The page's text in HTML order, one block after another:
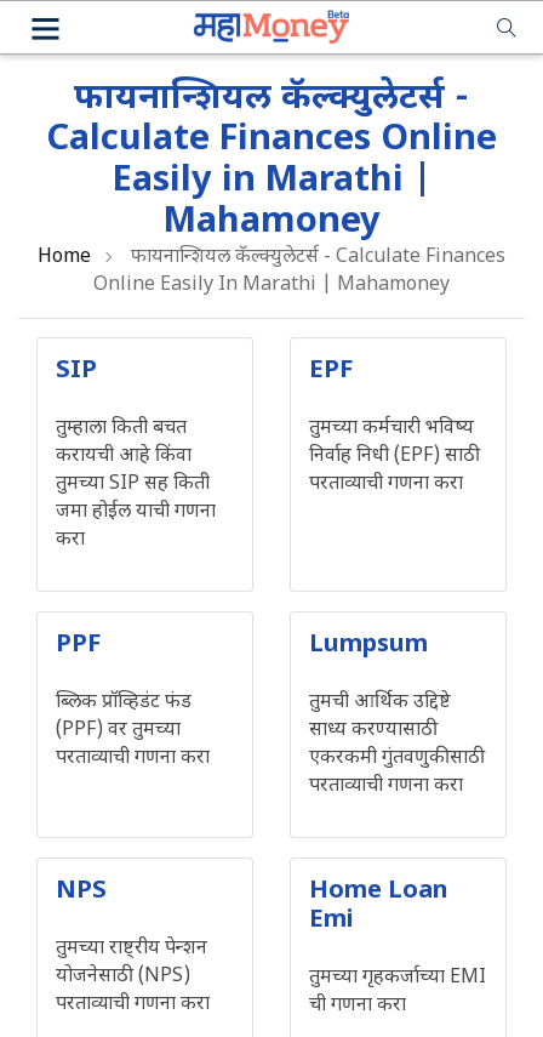
फायनान्शियल कॅल्क्युलेटर्स -
Calculate Finances Online
Easily in Marathi |
Mahamoney
Home
फायनान्शियल कॅल्क्युलेटर्स - Calculate Finances
Online Easily In Marathi | Mahamoney
SIP
तुम्‍हाला किती बचत
करायची आहे किंवा
तुमच्‍या SIP सह किती
जमा होईल याची गणना
करा
EPF
तुमच्या कर्मचारी भविष्य
निर्वाह निधी (EPF) साठी
परताव्याची गणना करा
PPF
ब्लिक प्रॉव्हिडंट फंड
(PPF) वर तुमच्या
परताव्याची गणना करा
Lumpsum
तुमची आर्थिक उद्दिष्टे
साध्य करण्यासाठी
एकरकमी गुंतवणुकीसाठी
परताव्याची गणना करा
NPS
तुमच्या राष्ट्रीय पेन्शन
योजनेसाठी (NPS)
परताव्याची गणना करा
Home Loan
Emi
तुमच्या गृहकर्जाच्या EMI
ची गणना करा